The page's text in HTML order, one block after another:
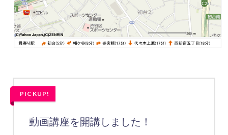
PICKUP!
動画講座を開講しました！